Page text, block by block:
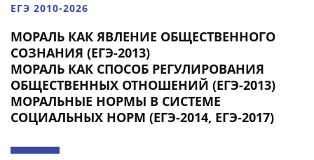
ЕГЭ 2010-2026
МОРАЛЬ КАК ЯВЛЕНИЕ ОБЩЕСТВЕННОГО
СОЗНАНИЯ (ЕГЭ-2013)
МОРАЛЬ КАК СПОСОБ РЕГУЛИРОВАНИЯ
ОБЩЕСТВЕННЫХ ОТНОШЕНИЙ (ЕГЭ-2013)
МОРАЛЬНЫЕ НОРМЫ В СИСТЕМЕ
СОЦИАЛЬНЫХ НОРМ (ЕГЭ-2014, ЕГЭ-2017)